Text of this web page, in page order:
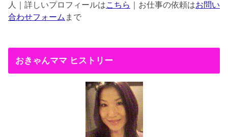
人｜詳しいプロフィールはこちら ｜お仕事の依頼はお問い
合わせフォーム まで
おきゃんママ ヒストリー